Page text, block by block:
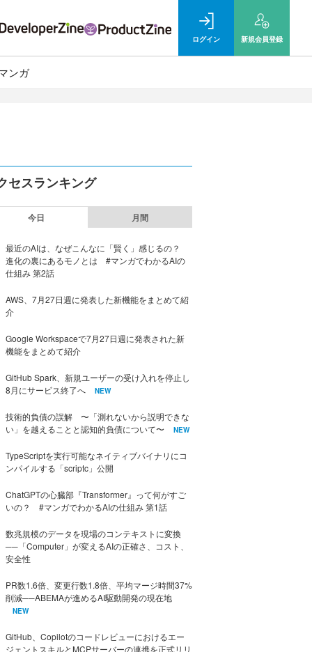
ログイン 新規会員登録
ンガ
セスランキング
今日 月間
最近のAIは、なぜこんなに「賢く」感じるの？
進化の裏にあるモノとは #マンガでわかるAIの
仕組み 第2話
AWS、7月27日週に発表した新機能をまとめて紹
介
Google Workspaceで7月27日週に発表された新
機能をまとめて紹介
GitHub Spark、新規ユーザーの受け入れを停止し
8月にサービス終了へ
NEW
技術的負債の誤解 〜「測れないから説明できな
い」を越えることと認知的負債について〜
NEW
TypeScriptを実行可能なネイティブバイナリにコ
ンパイルする「scriptc」公開
ChatGPTの心臓部『Transformer』って何がすご
いの？ #マンガでわかるAIの仕組み 第1話
数兆規模のデータを現場のコンテキストに変換
──「Computer」が変えるAIの正確さ、コスト、
安全性
PR数1.6倍、変更行数1.8倍、平均マージ時間37%
削減──ABEMAが進めるAI駆動開発の現在地
NEW
GitHub、Copilotのコードレビューにおけるエー
ジェントスキルとMCPサーバーの連携を正式リリ